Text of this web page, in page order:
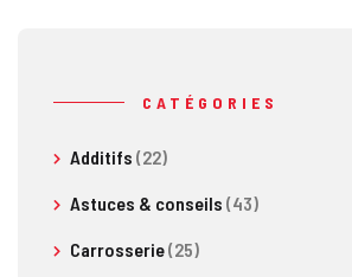
CATÉGORIES
Additifs (22)
Astuces & conseils (43)
Carrosserie(25)